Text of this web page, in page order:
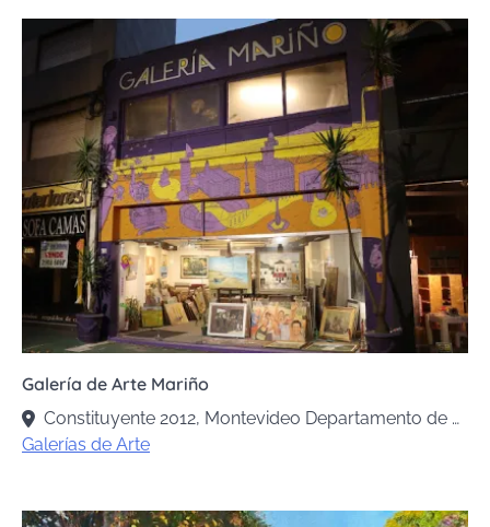
Galería de Arte Mariño
Constituyente 2012, Montevideo Departamento de Montevideo, Uruguay
Galerías de Arte